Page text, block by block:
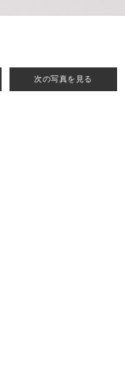
次の写真を見る